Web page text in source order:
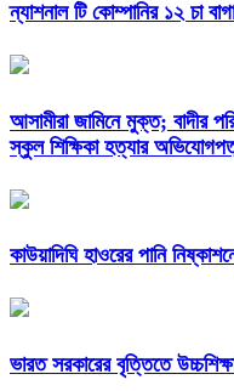
ন্যাশনাল টি কোম্পানির ১২ চা
আসামীরা জামিনে মুক্ত; বাদীর
স্কুল শিক্ষিকা হত্যার
কাউয়াদিঘি হাওরের পানি
ভারত সরকারের বৃত্তিতে